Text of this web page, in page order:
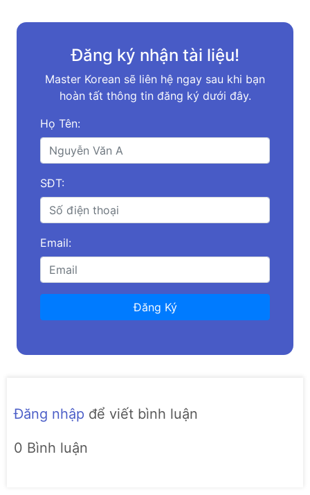
Đăng ký nhận tài liệu!
Master Korean sẽ liên hệ ngay sau khi bạn
hoàn tất thông tin đăng ký dưới đây.
Họ Tên:
SĐT:
Email:
Đăng Ký
Đăng nhập để viết bình luận
0 Bình luận